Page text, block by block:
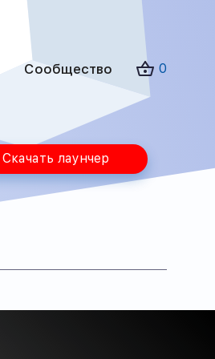
Сообщество 0
Скачать лаунчер